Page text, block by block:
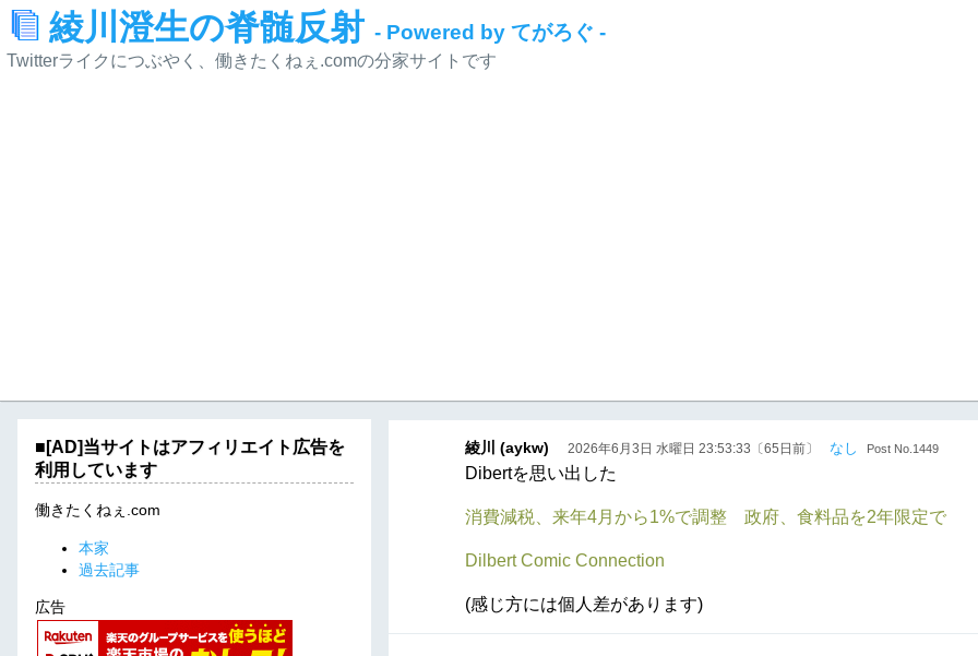
綾川澄生の脊髄反射 - Powered by てがろぐ -
Twitterライクにつぶやく、働きたくねぇ.comの分家サイトです
綾川 (aykw) 2026年6月3日 水曜日 23:53:33〔65日前〕 なし Post No.1449
Dibertを思い出した
消費減税、来年4月から1%で調整 政府、食料品を2年限定で
Dilbert Comic Connection
(感じ方には個人差があります)
■[AD]当サイトはアフィリエイト広告を
利用しています
働きたくねぇ.com
本家
過去記事
広告